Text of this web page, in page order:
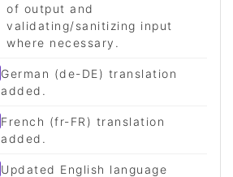
of output and
validating/sanitizing input
where necessary.
German (de-DE) translation
added.
French (fr-FR) translation
added.
Updated English language